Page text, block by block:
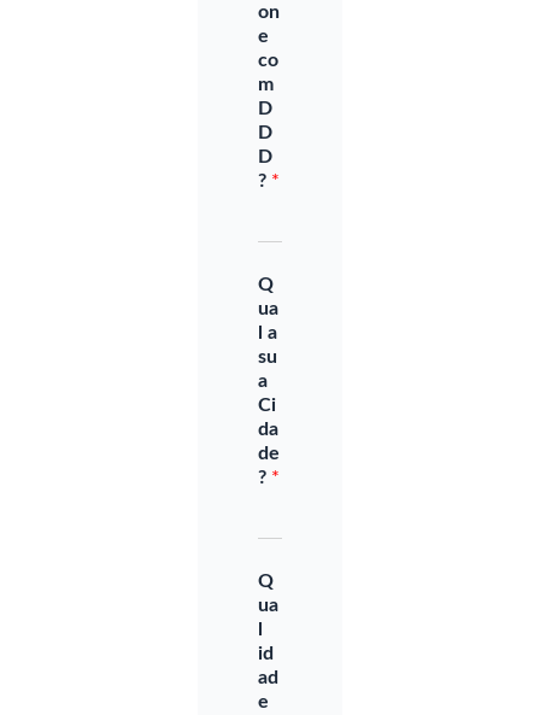
on
e
co
m
D
D
D
? *
Q
ua
l a
su
a
Ci
da
de
? *
Q
ua
id
ad
e